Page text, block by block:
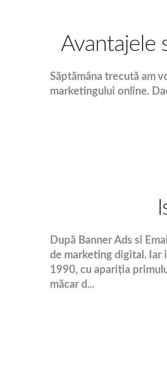
Avantajele
Săptămâna trecută am
marketingului online.
După Banner Ads si
de marketing digital. Iar
1990, cu apariția
măcar d...